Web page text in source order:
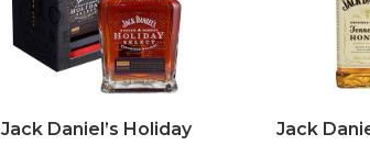
Jack Daniel’s Holiday
Jack